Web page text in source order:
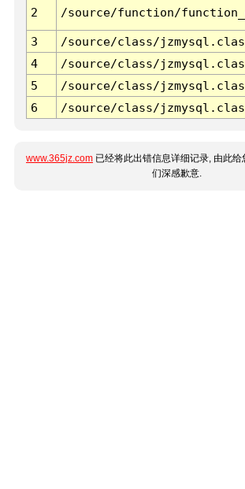
2 /source/function/
3 /source/class/
4
/source/class/
5
/source/class/
6
/source/class/
www.365jz.com 已经将此出错信息详细记录, 由此
们深感歉意.